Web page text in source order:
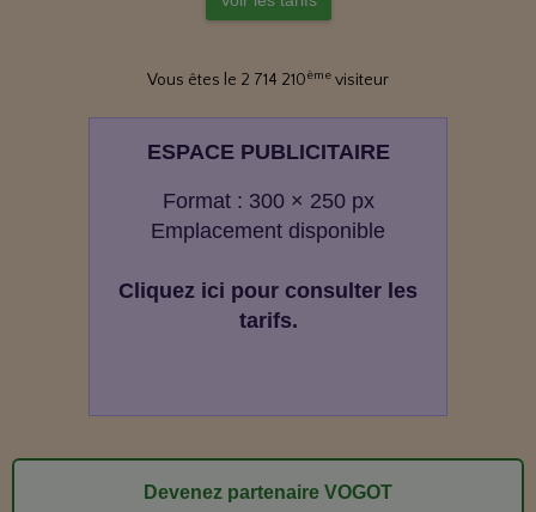
Vous êtes le 2 714 210ème visiteur
ESPACE PUBLICITAIRE
Format : 300 × 250 px
Emplacement disponible
Cliquez ici pour consulter les
tarifs.
Devenez partenaire VOGOT